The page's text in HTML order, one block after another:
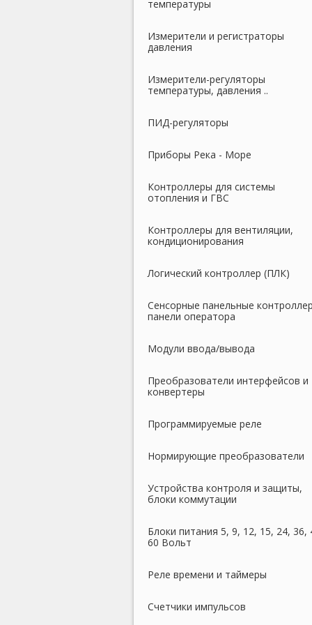
температуры
Измерители и регистраторы
давления
Измерители-регуляторы
температуры, давления ..
ПИД-регуляторы
Приборы Река - Море
Контроллеры для системы
отопления и ГВС
Контроллеры для вентиляции,
кондиционирования
Логический контроллер (ПЛК)
Сенсорные панельные
панели оператора
Модули ввода/вывода
Преобразователи интерфейсов и
конвертеры
Программируемые реле
Нормирующие преобразователи
Устройства контроля и защиты,
блоки коммутации
Блоки питания 5, 9, 12, 15, 24, 36,
60 Вольт
Реле времени и таймеры
Счетчики импульсов